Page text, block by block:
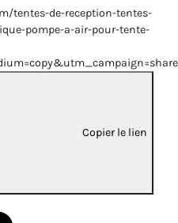
tentes-de-reception-tentes-
pompe-a-air-pour-tente-
Copier le lien